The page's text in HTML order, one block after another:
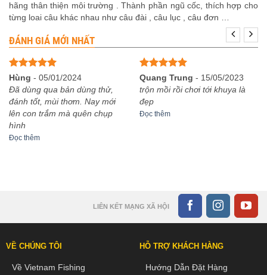
hãng thân thiện môi trường . Thành phần ngũ cốc, thích hợp cho
từng loai câu khác nhau như câu đài , câu lục , câu đơn …
ĐÁNH GIÁ MỚI NHẤT
Được xếp
hạng
sao
Hùng - 05/01/2024
Đã dùng qua bản dùng thử,
đánh tốt, mùi thơm. Nay mới
lên con trắm mà quên chụp
hình
Đọc thêm
Được xếp
hạng
55
sao
Quang Trung - 15/05/2023
trộn mồi rồi chơi tới khuya là
đẹp
Đọc thêm
LIÊN KẾT MẠNG XÃ HỘI
VỀ CHÚNG TÔI
Về Vietnam Fishing
HỖ TRỢ KHÁCH HÀNG
Hướng Dẫn Đặt Hàng